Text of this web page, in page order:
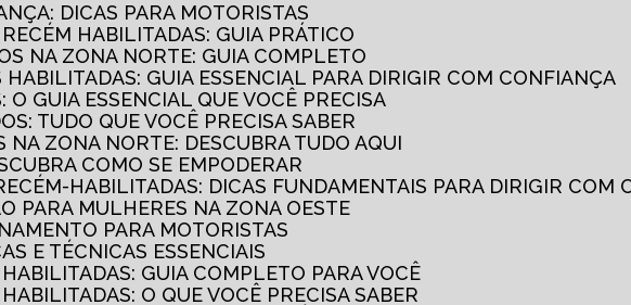
DICAS PARA MOTORISTAS
HABILITADAS: GUIA PRÁTICO
NA ZONA NORTE: GUIA COMPLETO
HABILITADAS: GUIA ESSENCIAL PARA DIRIGIR COM CONFIANÇA
O GUIA ESSENCIAL QUE VOCÊ PRECISA
TUDO QUE VOCÊ PRECISA SABER
NA ZONA NORTE: DESCUBRA TUDO AQUI
COMO SE EMPODERAR
HABILITADAS: DICAS FUNDAMENTAIS PARA DIRIGIR COM
PARA MULHERES NA ZONA OESTE
PARA MOTORISTAS
E TÉCNICAS ESSENCIAIS
GUIA COMPLETO PARA VOCÊ
O QUE VOCÊ PRECISA SABER